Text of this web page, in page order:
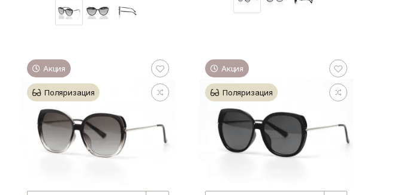
Акция
Поляризация
Акция
Поляризация